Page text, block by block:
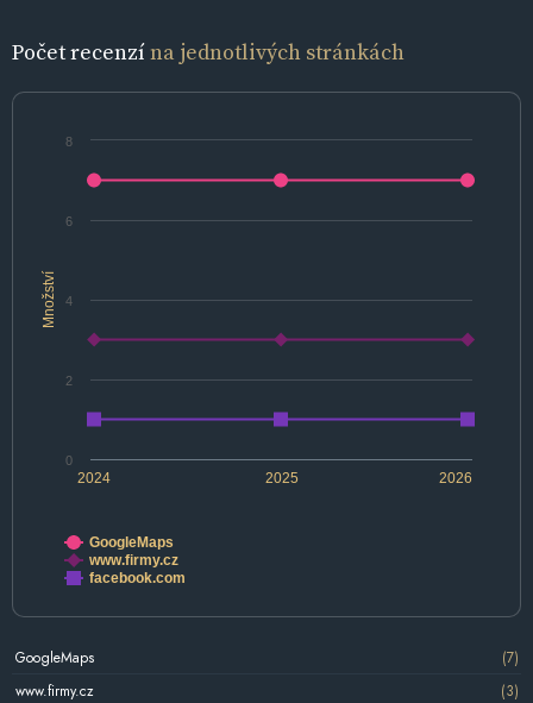
Počet recenzína jednotlivých stránkách
Množství
2024 2025 2026
0
2
4
6
8
GoogleMaps
www.firmy.cz
facebook.com
GoogleMaps
(7)
www.firmy.cz
(3)